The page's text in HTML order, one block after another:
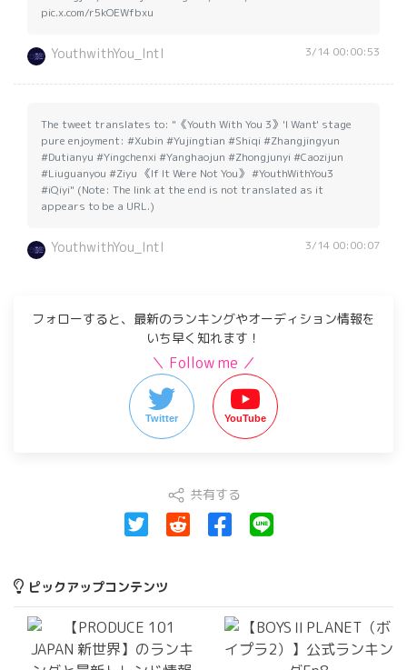
pic.x.com/r5kOEWfbxu
YouthwithYou_Intl 3/14 00:00:53
The tweet translates to: "《Youth With You 3》'I Want' stage
pure enjoyment: #Xubin #Yujingtian #Shiqi #Zhangjingyun
#Dutianyu #Yingchenxi #Yanghaojun #Zhongjunyi #Caozijun
#Liuguanyou #Ziyu 《If It Were Not You》 #YouthWithYou3
#iQiyi" (Note: The link at the end is not translated as it
appears to be a URL.)
YouthwithYou_Intl 3/14 00:00:07
フォローすると、最新のランキングやオーディション情報を
いち早く知れます！
＼ Follow me ／
Twitter YouTube
共有する
ピックアップコンテンツ